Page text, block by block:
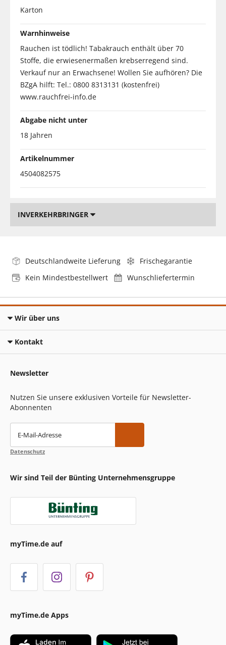
Karton
Warnhinweise
Rauchen ist tödlich! Tabakrauch enthält über 70
Stoffe, die erwiesenermaßen krebserregend sind.
Verkauf nur an Erwachsene! Wollen Sie aufhören? Die
BZgA hilft: Tel.: 0800 8313131 (kostenfrei)
www.rauchfrei-info.de
Abgabe nicht unter
18 Jahren
Artikelnummer
4504082575
INVERKEHRBRINGER
Deutschlandweite Lieferung
Frischegarantie
Kein Mindestbestellwert
Wunschliefertermin
Wir über uns
Kontakt
Newsletter
Nutzen Sie unsere exklusiven Vorteile für Newsletter-
Abonnenten
E-Mail-Adresse
Datenschutz
Wir sind Teil der Bünting Unternehmensgruppe
myTime.de auf
myTime.de Apps